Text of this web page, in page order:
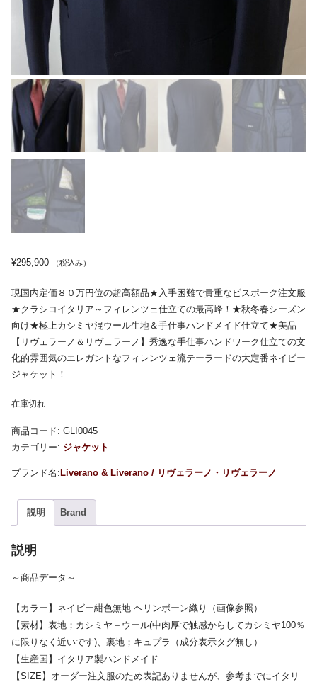
¥295,900 （税込み）
現国内定価８０万円位の超高額品★入手困難で貴重なビスポーク注文服
★クラシコイタリア～フィレンツェ仕立ての最高峰！★秋冬春シーズン
向け★極上カシミヤ混ウール生地＆手仕事ハンドメイド仕立て★美品
【リヴェラーノ＆リヴェラーノ】秀逸な手仕事ハンドワーク仕立ての文
化的雰囲気のエレガントなフィレンツェ流テーラードの大定番ネイビー
ジャケット！
在庫切れ
商品コード: GLI0045
カテゴリー: ジャケット
Liverano & Liverano / リヴェラーノ・リヴェラーノ
説明 Brand
説明
～商品データ～
【カラー】ネイビー紺色無地 ヘリンボーン織り（画像参照）
【素材】表地；カシミヤ＋ウール(中肉厚で触感からしてカシミヤ100％
に限りなく近いです)、裏地；キュプラ（成分表示タグ無し）
【生産国】イタリア製ハンドメイド
【SIZE】オーダー注文服のため表記ありませんが、参考までにイタリ